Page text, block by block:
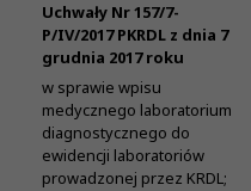
Uchwały Nr 157/7-
P/IV/2017 PKRDL z dnia 7
grudnia 2017 roku
w sprawie wpisu
medycznego laboratorium
diagnostycznego do
ewidencji laboratoriów
prowadzonej przez KRDL;